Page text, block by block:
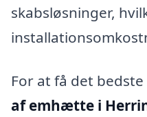
skabsløsninger,
For at få det
af emhætte i